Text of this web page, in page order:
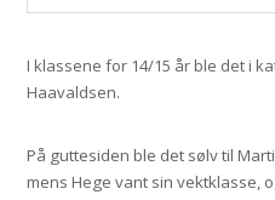
I klassene for 14/15 år ble det i
Haavaldsen.
På guttesiden ble det sølv til
mens Hege vant sin vektklasse,